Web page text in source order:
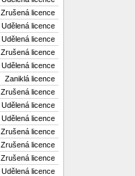
Zrušená licence
Udělená licence
Udělená licence
Zrušená licence
Udělená licence
Zaniklá licence
Zrušená licence
Udělená licence
Udělená licence
Zrušená licence
Zrušená licence
Zrušená licence
Udělená licence